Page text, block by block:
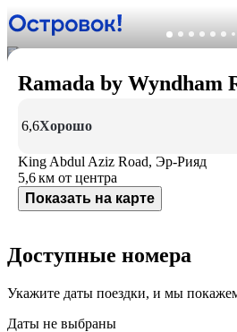
Ramada by Wyndham
6,6Хорошо
King Abdul Aziz Road, Эр-Рияд
5,6 км от центра
Показать на карте
Доступные номера
Укажите даты поездки, и мы
Даты не выбраны